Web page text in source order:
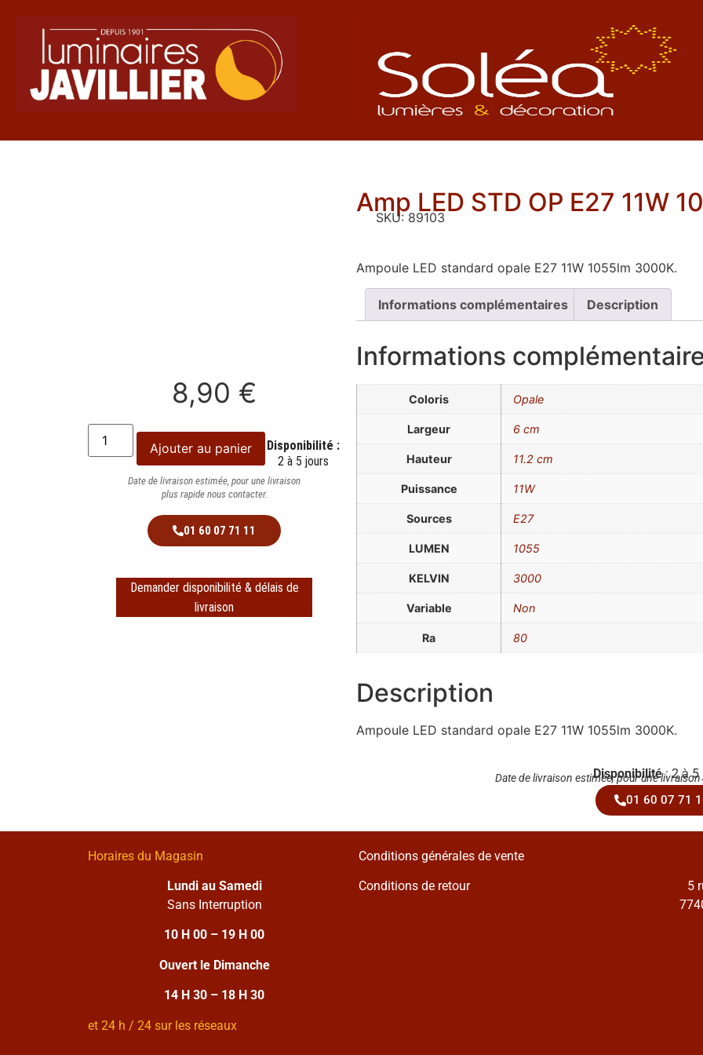
8,90 €
Ajouter au panier
Disponibilité :
2 à 5 jours
Date de livraison estimée, pour une livraison
plus rapide nous contacter.
01 60 07 71 11
Demander disponibilité & délais de
livraison
Amp LED STD OP E27 11W
SKU: 89103
Ampoule LED standard opale E27 11W 1055lm 3000K.
Informations complémentaires Description
Informations
Coloris Opale
Largeur 6 cm
Hauteur 11.2 cm
Puissance 11W
Sources E27
LUMEN 1055
KELVIN 3000
Variable Non
Ra 80
Description
Ampoule LED standard opale E27 11W 1055lm 3000K.
Disponibilité: 2 à 5
Date de livraison estimée, pour une
01 60 07 71
Horaires du Magasin
Lundi au Samedi
Sans Interruption
10 H 00 – 19 H 00
Ouvert le Dimanche
14 H 30 – 18 H 30
et 24 h / 24 sur les réseaux
Conditions générales de vente
Conditions de retour
5